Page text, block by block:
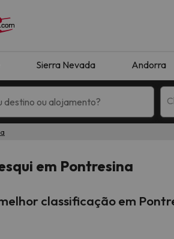
Sierra Nevada Andorra
em Pontresina
classificação em